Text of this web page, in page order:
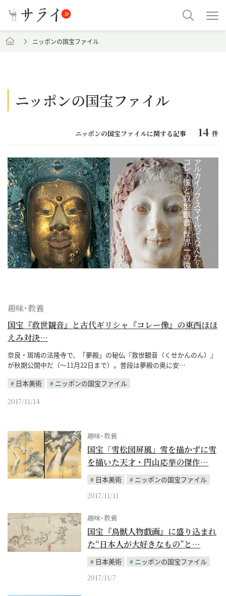
ニッポンの国宝ファイル
ニッポンの国宝ファイル
ニッポンの国宝ファイルに関する記事 14 件
趣味･教養
国宝『救世観音』と古代ギリシャ『コレー像』の東西ほほ
えみ対決…
奈良・斑鳩の法隆寺で、「夢殿」の秘仏『救世観音（くせかんのん）』
が秋期公開中だ（〜11月22日まで）。普段は夢殿の奥に安…
日本美術
ニッポンの国宝ファイル
2017/11/14
趣味･教養
国宝「雪松図屏風」雪を描かずに雪
を描いた天才・円山応挙の傑作…
日本美術
ニッポンの国宝ファイル
2017/11/11
趣味･教養
国宝『鳥獣人物戯画』に盛り込まれ
た“日本人が大好きなもの”と…
日本美術
ニッポンの国宝ファイル
2017/11/7